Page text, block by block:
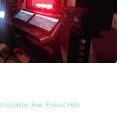
Ave. Forest Hills